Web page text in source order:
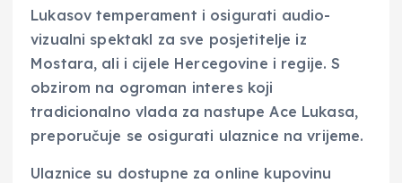
Lukasov temperament i osigurati audio-
vizualni spektakl za sve posjetitelje iz
Mostara, ali i cijele Hercegovine i regije. S
obzirom na ogroman interes koji
tradicionalno vlada za nastupe Ace Lukasa,
preporučuje se osigurati ulaznice na vrijeme.
Ulaznice su dostupne za online kupovinu